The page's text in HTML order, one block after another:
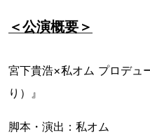
＜公演概要＞
宮下貴浩×私オム プロデ
り）』
脚本・演出：私オム